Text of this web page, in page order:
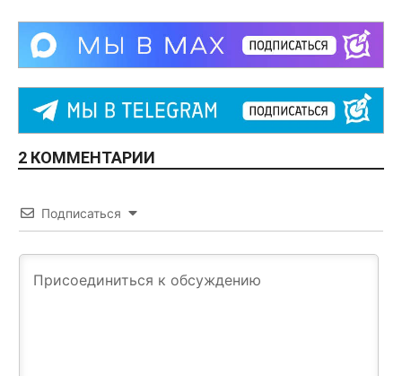
2 КОММЕНТАРИИ
Подписаться